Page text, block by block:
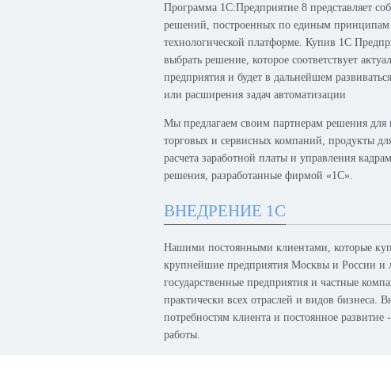
Программа 1С:Предприятие 8 представляет
решений, построенных по единым принципам
технологической платформе. Купив 1С
выбрать решение, которое соответствует
предприятия и будет в дальнейшем
или расширения задач автоматизации
Мы предлагаем своим партнерам решения для
торговых и сервисных компаний, продукты для
расчета заработной платы и управления
решения, разработанные фирмой «1С».
ВНЕДРЕНИЕ 1С
Нашими постоянными клиентами, которые
крупнейшие предприятия Москвы и России и
государственные предприятия и частные
практически всех отраслей и видов бизнеса.
потребностям клиента и постоянное
работы.